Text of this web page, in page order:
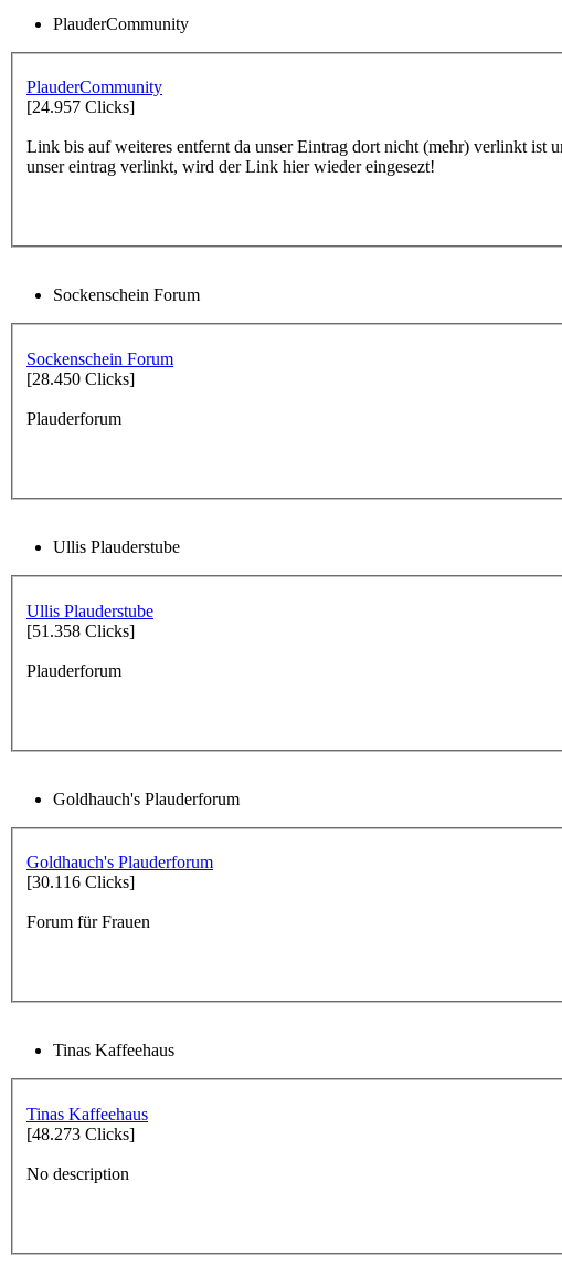
PlauderCommunity
PlauderCommunity
[24.957 Clicks]
Link bis auf weiteres entfernt da unser Eintrag dort nicht (mehr) verlinkt ist
unser eintrag verlinkt, wird der Link hier wieder eingesezt!
Sockenschein Forum
Sockenschein Forum
[28.450 Clicks]
Plauderforum
Ullis Plauderstube
Ullis Plauderstube
[51.358 Clicks]
Plauderforum
Goldhauch's Plauderforum
Goldhauch's Plauderforum
[30.116 Clicks]
Forum für Frauen
Tinas Kaffeehaus
Tinas Kaffeehaus
[48.273 Clicks]
No description